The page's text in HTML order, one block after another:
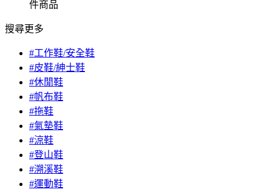
件商品
搜尋更多
#工作鞋/安全鞋
#皮鞋/紳士鞋
#休閒鞋
#帆布鞋
#拖鞋
#氣墊鞋
#涼鞋
#登山鞋
#溯溪鞋
#運動鞋